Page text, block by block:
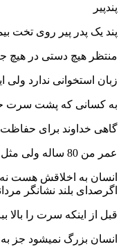
پندپیر
پند یک پدر پیر روی تخت
منتظر هیچ دستی در هیچ
زبان استخوانی ندارد
به کسانی که پشت سرت
گاهی خداوند برای
عمر من 80 ساله ولی مثل 8 دقیقه گذشت و داره به پایان میرسه (تو این دقیقه های کم کسی را از دست خودت ناراحت نکن)
انسان به اخلاقش هست
اگرصدای بلند نشانگر
قبل از اینکه سرت را بالا
انسان بزرگ نمیشود جز